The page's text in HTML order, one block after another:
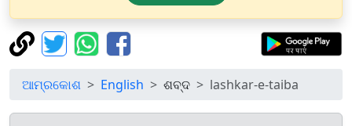
ଆମ୍ରକୋଶ English ଶବ୍ଦ lashkar-e-taiba